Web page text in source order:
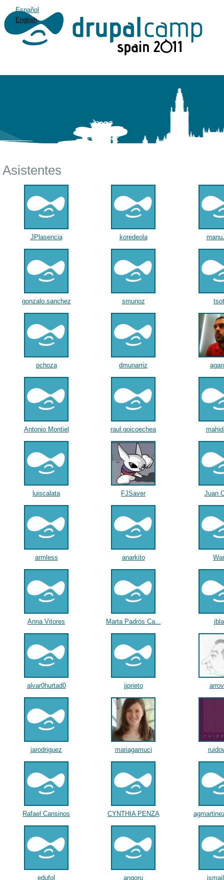
Español
English
Asistentes
JPlasencia koredeola
gonzalo.sanchez smunoz
pchoza dmunarriz
Antonio Montiel raul.goicoechea
luiscalata FJSaver Juan
armless anarkito
Anna Vitores Marta Padrós Ca...
alvar0hurtad0 jjprieto
jarodriguez mariagamuci
Rafael Cansinos CYNTHIA PENZA
edufol angoru